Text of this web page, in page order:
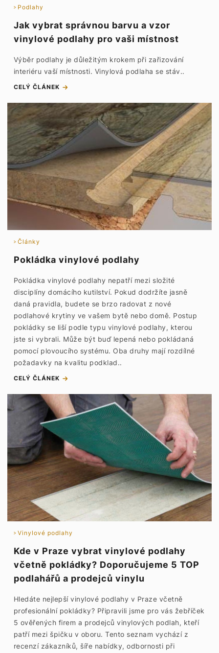
Podlahy
Jak vybrat správnou barvu a vzor
vinylové podlahy pro vaši místnost
Výběr podlahy je důležitým krokem při zařizování
interiéru vaší místnosti. Vinylová podlaha se stáv..
CELÝ ČLÁNEK
Články
Pokládka vinylové podlahy
Pokládka vinylové podlahy nepatří mezi složité
disciplíny domácího kutilství. Pokud dodržíte jasně
daná pravidla, budete se brzo radovat z nové
podlahové krytiny ve vašem bytě nebo domě. Postup
pokládky se liší podle typu vinylové podlahy, kterou
jste si vybrali. Může být buď lepená nebo pokládaná
pomocí plovoucího systému. Oba druhy mají rozdílné
požadavky na kvalitu podklad..
CELÝ ČLÁNEK
Vinylové podlahy
Kde v Praze vybrat vinylové podlahy
včetně pokládky? Doporučujeme 5 TOP
podlahářů a prodejců vinylu
Hledáte nejlepší vinylové podlahy v Praze včetně
profesionální pokládky? Připravili jsme pro vás žebříček
5 ověřených firem a prodejců vinylových podlah, kteří
patří mezi špičku v oboru. Tento seznam vychází z
recenzí zákazníků, šíře nabídky, odbornosti při